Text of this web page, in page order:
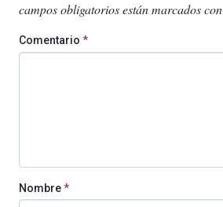
campos obligatorios están marcados con
Comentario *
Nombre*